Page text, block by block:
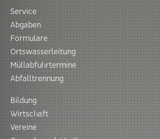
Service
Abgaben
Formulare
Ortswasserleitung
Müllabfuhrtermine
Abfalltrennung
Bildung
Wirtschaft
Vereine